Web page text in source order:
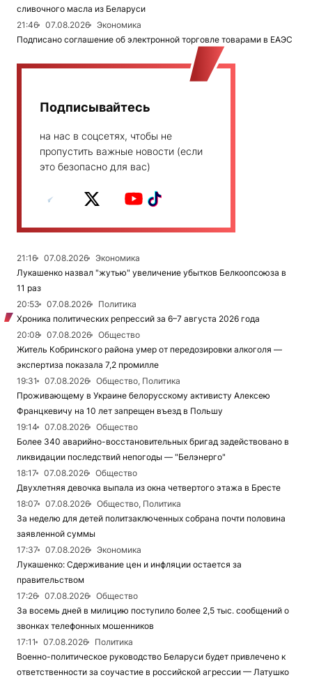
сливочного масла из Беларуси
21:46
07.08.2026
Экономика
Подписано соглашение об электронной торговле товарами в ЕАЭС
Подписывайтесь
на нас в соцсетях, чтобы не
пропустить важные новости (если
это безопасно для вас)
21:16 07.08.2026
Экономика
Лукашенко назвал "жутью" увеличение убытков Белкоопсоюза в
11 раз
20:53
07.08.2026
Политика
Хроника политических репрессий за 6–7 августа 2026 года
20:08
07.08.2026
Общество
Житель Кобринского района умер от передозировки алкоголя —
экспертиза показала 7,2 промилле
19:31
07.08.2026
Общество, Политика
Проживающему в Украине белорусскому активисту Алексею
Францкевичу на 10 лет запрещен въезд в Польшу
19:14
07.08.2026
Общество
Более 340 аварийно-восстановительных бригад задействовано в
ликвидации последствий непогоды — "Белэнерго"
18:17
07.08.2026
Общество
Двухлетняя девочка выпала из окна четвертого этажа в Бресте
18:07
07.08.2026
Общество, Политика
За неделю для детей политзаключенных собрана почти половина
заявленной суммы
17:37
07.08.2026
Экономика
Лукашенко: Сдерживание цен и инфляции остается за
правительством
17:26
07.08.2026
Общество
За восемь дней в милицию поступило более 2,5 тыс. сообщений о
звонках телефонных мошенников
17:11
07.08.2026
Политика
Военно-политическое руководство Беларуси будет привлечено к
ответственности за соучастие в российской агрессии — Латушко